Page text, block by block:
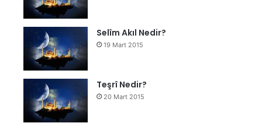
Selîm Akıl Nedir?
19 Mart 2015
Teşrî Nedir?
20 Mart 2015